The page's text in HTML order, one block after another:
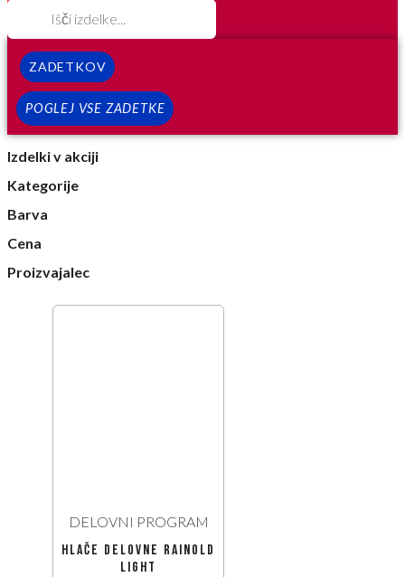
ZADETKOV
POGLEJ VSE ZADETKE
Izdelki v akciji
Kategorije
Barva
Cena
Proizvajalec
DELOVNI PROGRAM
Hlače delovne Rainold
Light